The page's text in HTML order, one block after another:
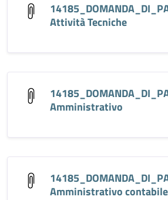
Attività Tecniche
Amministrativo
Amministrativo contabile